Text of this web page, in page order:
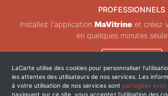
PROFESSIONNELS
Installez l'application MaVitrineet créez
en quelques minutes
Copyright © ZeMAP 2026 - Tous
LaCarte utilise des cookies pour personnaliser
les attentes des utilisateurs de nos services. Les
à votre utilisation de nos services sont partagées avec
naviguant sur ce site, vous acceptez l'utilisation des